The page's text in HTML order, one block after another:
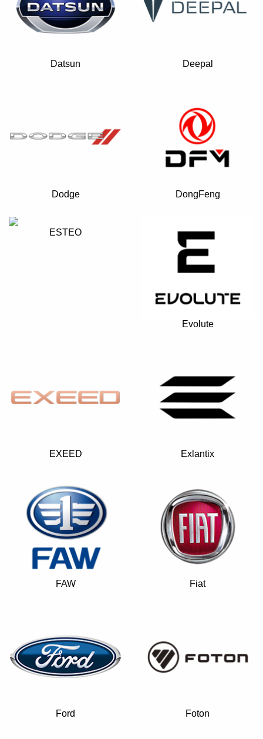
Datsun Deepal
Dodge DongFeng
ESTEO
Evolute
EXEED Exlantix
FAW Fiat
Ford Foton